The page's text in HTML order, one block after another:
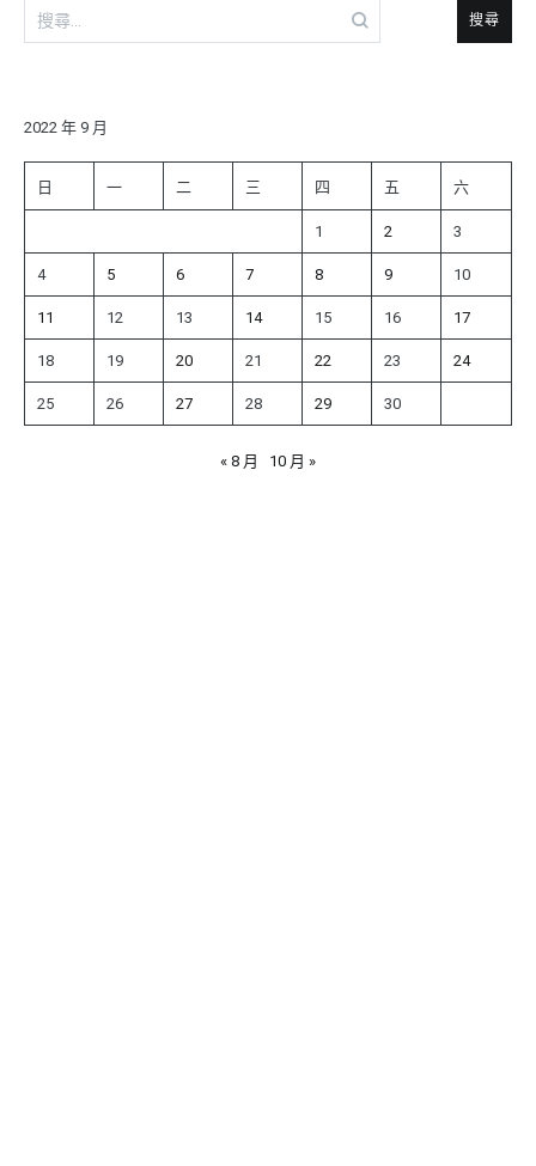
搜
尋
字:
2022 年 9 月
日 一 二 三 四 五 六
1 2 3
4 5 6 7 8 9 10
11 12 13 14 15 16 17
18 19 20 21 22 23 24
25 26 27 28 29 30
« 8 月 10 月 »